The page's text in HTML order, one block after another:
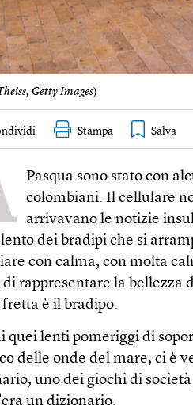
Getty Images)
Stampa
Pasqua sono stato con
colombiani. Il cellulare
arrivavano le notizie
dei bradipi che si
con calma, con molta
di rappresentare la bellezza
fretta è il bradipo.
quei lenti pomeriggi di
delle onde del mare, ci è
, uno dei giochi di
un dizionario.